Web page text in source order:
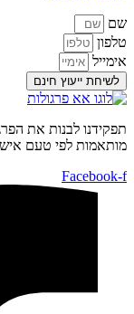
שם
טלפון
אימייל
לשיחת ייעוץ חינם
תפקידנו לבנות את
מותאמות לפי טעם אישי
Facebook-f